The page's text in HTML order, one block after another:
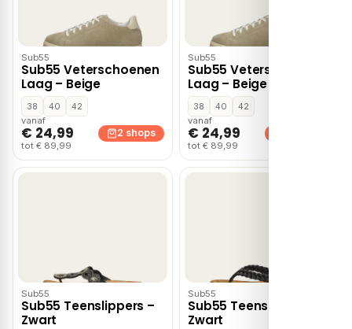
Sub55
Sub55 Veterschoenen
Laag – Beige
38 40
42
vanaf
€ 24,99
tot € 89,99
2 shops
Sub55
Sub55 Veterschoenen
Laag – Beige
38 40
42
vanaf
€ 24,99
tot € 89,99
Sub55
Sub55 Teenslippers –
Zwart
Sub55
Sub55 Teenslippers –
Zwart